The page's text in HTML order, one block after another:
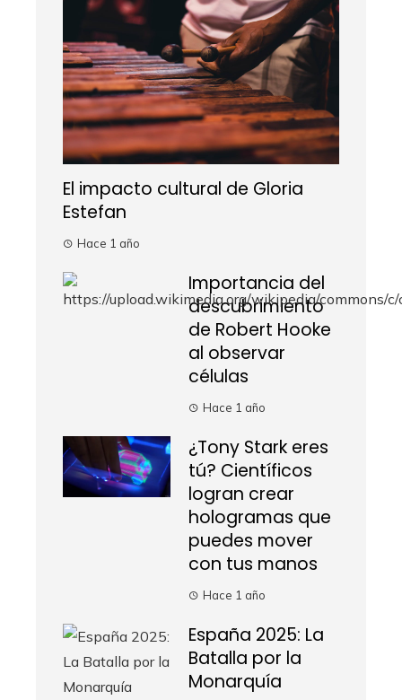
El impacto cultural de Gloria
Estefan
Hace 1 año
Importancia del
descubrimiento
de Robert Hooke
al observar
células
Hace 1 año
¿Tony Stark eres
tú? Científicos
logran crear
hologramas que
puedes mover
con tus manos
Hace 1 año
España 2025: La
Batalla por la
Monarquía